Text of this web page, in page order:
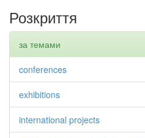
Розкриття
за темами
conferences
exhibitions
international projects